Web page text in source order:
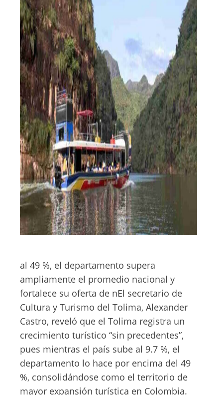
al 49 %, el departamento supera
ampliamente el promedio nacional y
fortalece su oferta de nEl secretario de
Cultura y Turismo del Tolima, Alexander
Castro, reveló que el Tolima registra un
crecimiento turístico “sin precedentes”,
pues mientras el país sube al 9.7 %, el
departamento lo hace por encima del 49
%, consolidándose como el territorio de
mayor expansión turística en Colombia.